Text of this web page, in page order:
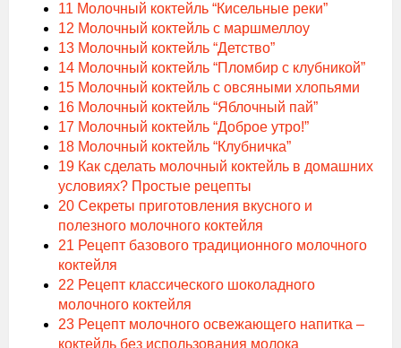
11 Молочный коктейль “Кисельные реки”
12 Молочный коктейль с маршмеллоу
13 Молочный коктейль “Детство”
14 Молочный коктейль “Пломбир с клубникой”
15 Молочный коктейль с овсяными хлопьями
16 Молочный коктейль “Яблочный пай”
17 Молочный коктейль “Доброе утро!”
18 Молочный коктейль “Клубничка”
19 Как сделать молочный коктейль в домашних
условиях? Простые рецепты
20 Секреты приготовления вкусного и
полезного молочного коктейля
21 Рецепт базового традиционного молочного
коктейля
22 Рецепт классического шоколадного
молочного коктейля
23 Рецепт молочного освежающего напитка –
коктейль без использования молока